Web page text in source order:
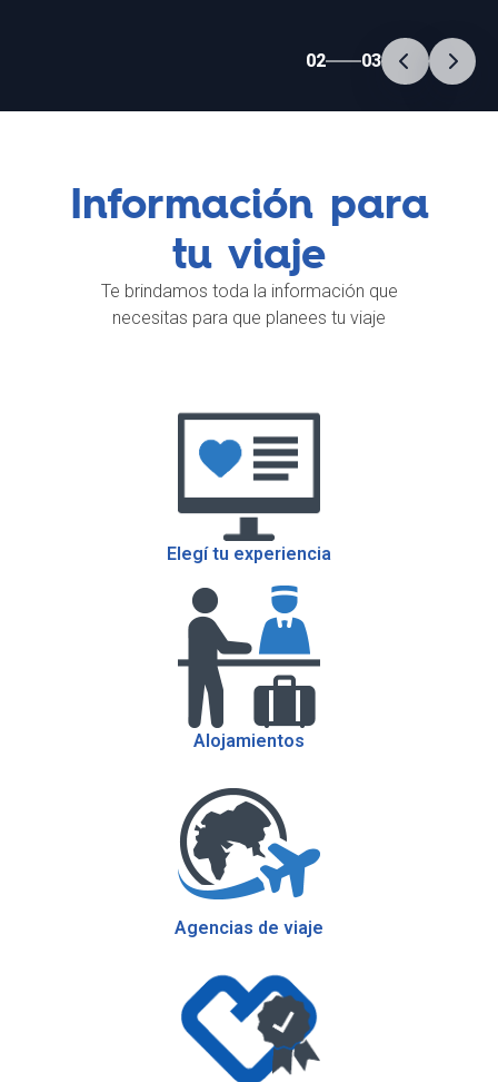
02 03
Información para
tu viaje
Te brindamos toda la información que
necesitas para que planees tu viaje
Elegí tu experiencia
Alojamientos
Agencias de viaje